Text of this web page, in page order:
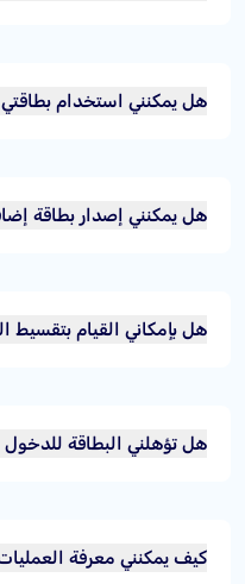
هل يمكنني استخدام بطاقتي
هل يمكنني إصدار بطاقة
هل بإمكاني القيام بتقسيط
هل تؤهلني البطاقة
كيف يمكنني معرفة